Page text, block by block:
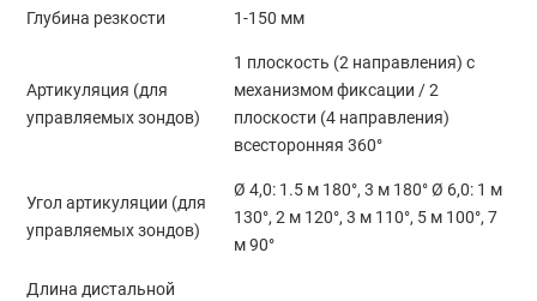
Глубина резкости 1-150 мм
Артикуляция (для
управляемых зондов)
1 плоскость (2 направления) с
механизмом фиксации / 2
плоскости (4 направления)
всесторонняя 360°
Угол артикуляции (для
управляемых зондов)
Ø 4,0: 1.5 м 180°, 3 м 180° Ø 6,0: 1 м
130°, 2 м 120°, 3 м 110°, 5 м 100°, 7
м 90°
Длина дистальной